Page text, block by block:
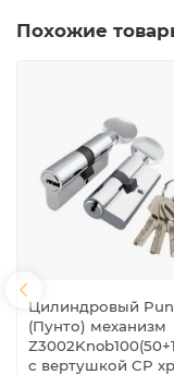
Похожие
Цилиндровый
(Пунто) механизм
с вертушкой CP